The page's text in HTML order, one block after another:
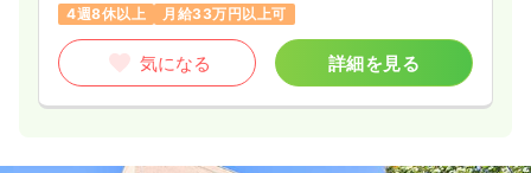
4週8休以上
月給33万円以上可
気になる 詳細を見る